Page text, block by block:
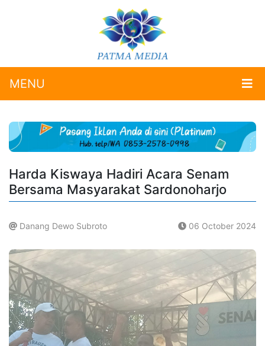
MENU
Harda Kiswaya Hadiri Acara Senam
Bersama Masyarakat Sardonoharjo
Danang Dewo Subroto 06 October 2024